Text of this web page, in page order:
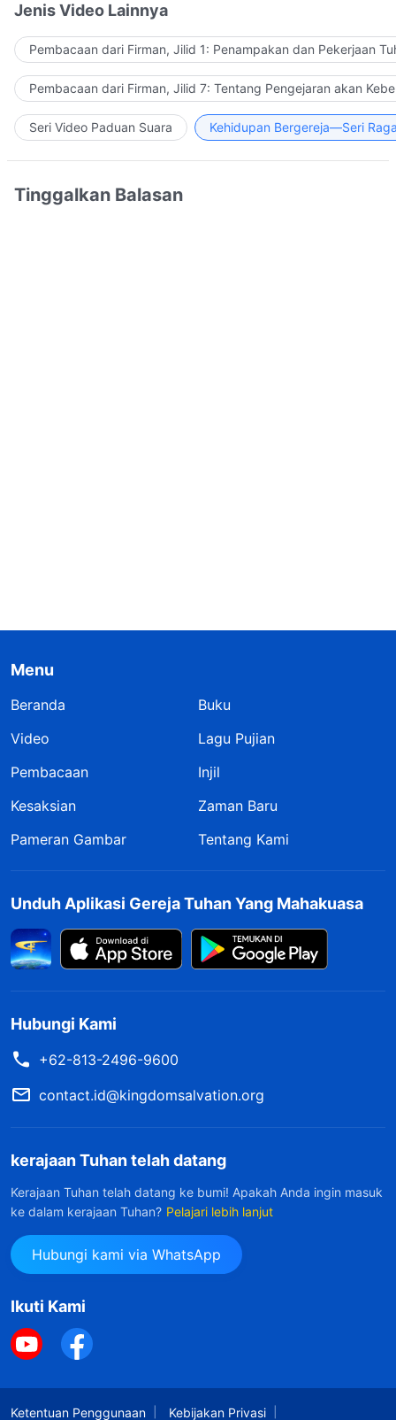
Jenis Video Lainnya
Pembacaan dari Firman, Jilid 1: Penampakan dan Pekerjaan
Pembacaan dari Firman, Jilid 7: Tentang Pengejaran akan
Seri Video Paduan Suara Kehidupan Bergereja—Seri
Tinggalkan Balasan
Menu
Beranda
Buku
Video
Lagu Pujian
Pembacaan
Injil
Kesaksian
Zaman Baru
Pameran Gambar
Tentang Kami
Unduh Aplikasi Gereja Tuhan Yang Mahakuasa
Hubungi Kami
+62-813-2496-9600
contact.id@kingdomsalvation.org
kerajaan Tuhan telah datang
Kerajaan Tuhan telah datang ke bumi! Apakah Anda ingin masuk
ke dalam kerajaan Tuhan? Pelajari lebih lanjut
Hubungi kami via WhatsApp
Ikuti Kami
Ketentuan Penggunaan Kebijakan Privasi